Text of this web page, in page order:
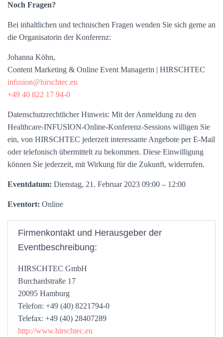
Noch Fragen?
Bei inhaltlichen und technischen Fragen wenden Sie sich gerne an
die Organisatorin der Konferenz:
Johanna Köhn,
Content Marketing & Online Event Managerin | HIRSCHTEC
infusion@hirschtec.eu
+49 40 822 17 94-0
Datenschutzrechtlicher Hinweis: Mit der Anmeldung zu den
Healthcare-INFUSION-Online-Konferenz-Sessions willigen Sie
ein, von HIRSCHTEC jederzeit interessante Angebote per E-Mail
oder telefonisch übermittelt zu bekommen. Diese Einwilligung
können Sie jederzeit, mit Wirkung für die Zukunft, widerrufen.
Eventdatum: Dienstag, 21. Februar 2023 09:00 – 12:00
Eventort: Online
Firmenkontakt und Herausgeber der
Eventbeschreibung:
HIRSCHTEC GmbH
Burchardstraße 17
20095 Hamburg
Telefon: +49 (40) 8221794-0
Telefax: +49 (40) 28407289
http://www.hirschtec.eu